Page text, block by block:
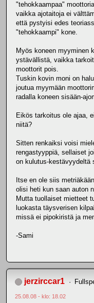
"tehokkaampaa"
vaikka ajotaitoja ei
että pystyisi edes
"tehokkaampi" kone.
Myös koneen myyminen
ystävällistä, vaikka
moottorit pois.
Tuskin kovin moni on
joutua myymään
radalla koneen sisään-
Eikös tarkoitus ole ajaa,
niitä?
Sitten renkaiksi voisi
rengastyyppiä, sellaiset
on kulutus-kestävyydeltä
Itse en ole siis
olisi heti kun saan auton
Mutta tuollaiset mietteet
luokasta täysverisen
missä ei pipokiristä ja
-Sami
jerzirccar1
25.08.08 - klo: 18.02